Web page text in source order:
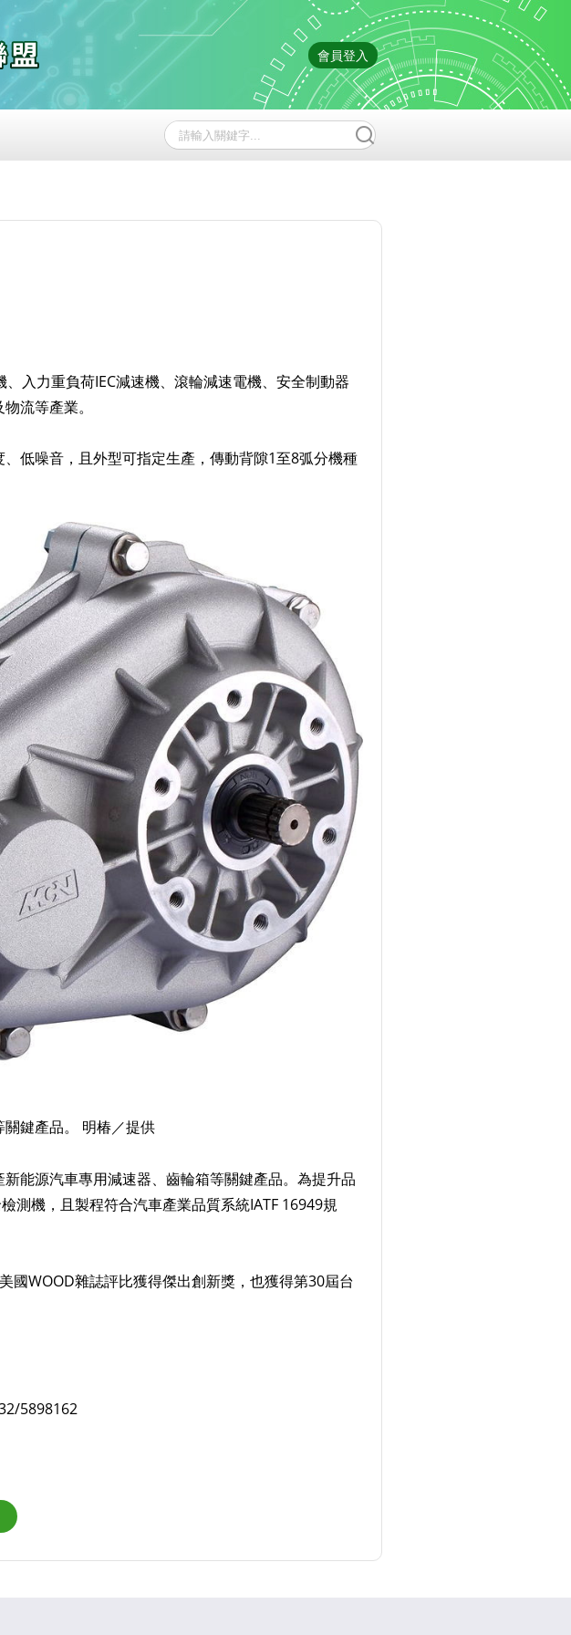
會員登入
入力重負荷IEC減速機、滾輪減速電機、安全制動器
流等產業。
低噪音，且外型可指定生產，傳動背隙1至8弧分機種
鍵產品。 明椿／提供
能源汽車專用減速器、齒輪箱等關鍵產品。為提升品
測機，且製程符合汽車產業品質系統IATF 16949規
國WOOD雜誌評比獲得傑出創新獎，也獲得第30屆台
5898162